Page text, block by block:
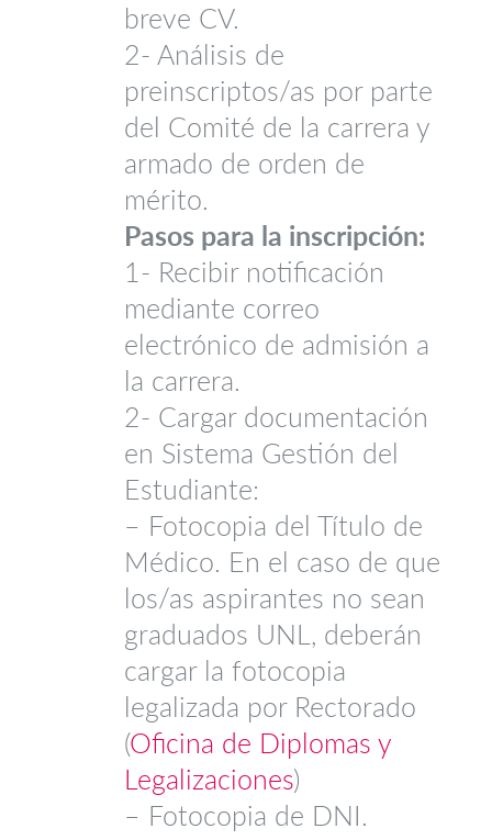
breve CV.
2- Análisis de
preinscriptos/as por parte
del Comité de la carrera y
armado de orden de
mérito.
Pasos para la inscripción:
1- Recibir notificación
mediante correo
electrónico de admisión a
la carrera.
2- Cargar documentación
en Sistema Gestión del
Estudiante:
– Fotocopia del Título de
Médico. En el caso de que
los/as aspirantes no sean
graduados UNL, deberán
cargar la fotocopia
legalizada por Rectorado
(Oficina de Diplomas y
Legalizaciones)
– Fotocopia de DNI.